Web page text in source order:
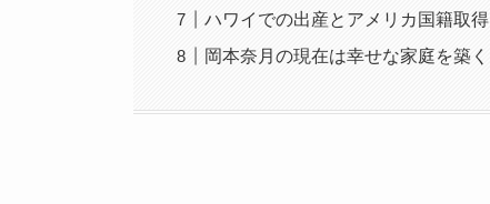
ハワイでの出産とアメリカ国籍取得
岡本奈月の現在は幸せな家庭を築く